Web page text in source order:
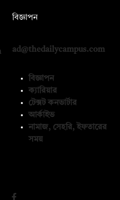
বিজ্ঞাপন
ad@thedailycampus.com
বিজ্ঞাপন
ক্যারিয়ার
টেক্সট কনভার্টার
আর্কাইভ
নামাজ, সেহরি, ইফতারের
সময়